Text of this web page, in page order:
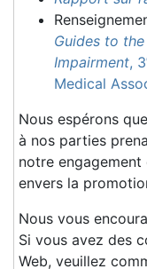
Guides to
Impairment, 3
Medical
Nous espérons
à nos parties
notre engagement
envers la
Nous vous
Si vous avez des
Web, veuillez